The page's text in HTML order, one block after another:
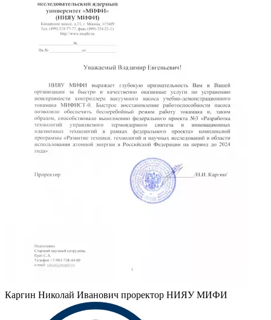
Каргин Николай Иванович проректор НИЯУ МИФИ